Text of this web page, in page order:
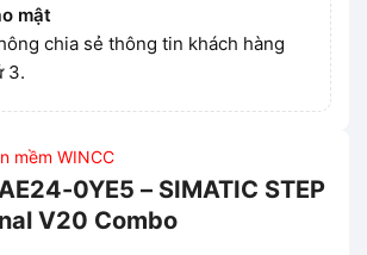
mật
chia sẻ thông tin khách hàng
3.
mềm WINCC
0YE5 – SIMATIC STEP
V20 Combo